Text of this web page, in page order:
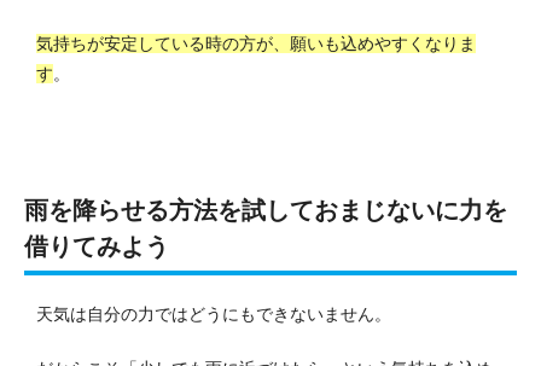
気持ちが安定している時の方が、願いも込めやすくなりま
す。
雨を降らせる方法を試しておまじないに力を
借りてみよう
天気は自分の力ではどうにもできないません。